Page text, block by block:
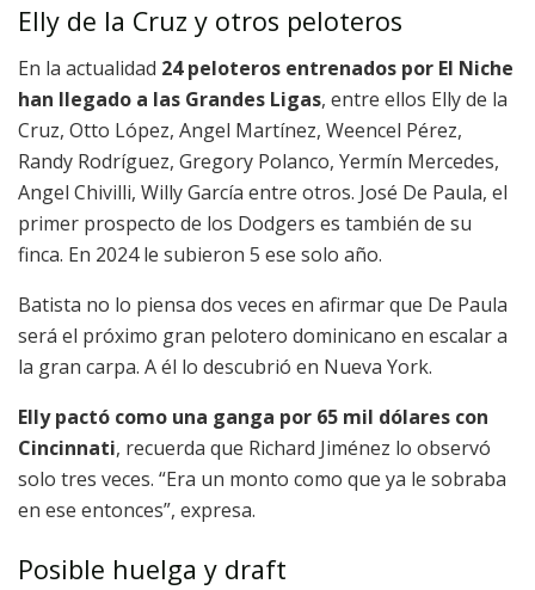
Elly de la Cruz y otros peloteros
En la actualidad 24 peloteros entrenados por El Niche
han llegado a las Grandes Ligas, entre ellos Elly de la
Cruz, Otto López, Angel Martínez, Weencel Pérez,
Randy Rodríguez, Gregory Polanco, Yermín Mercedes,
Angel Chivilli, Willy García entre otros. José De Paula, el
primer prospecto de los Dodgers es también de su
finca. En 2024 le subieron 5 ese solo año.
Batista no lo piensa dos veces en afirmar que De Paula
será el próximo gran pelotero dominicano en escalar a
la gran carpa. A él lo descubrió en Nueva York.
Elly pactó como una ganga por 65 mil dólares con
Cincinnati, recuerda que Richard Jiménez lo observó
solo tres veces. “Era un monto como que ya le sobraba
en ese entonces”, expresa.
Posible huelga y draft